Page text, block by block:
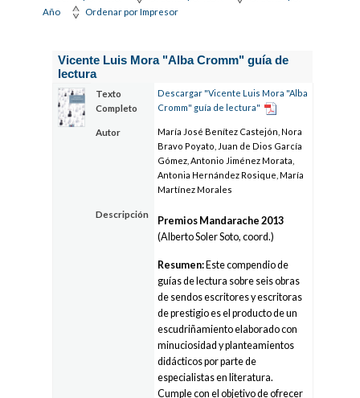
Año
Ordenar por Impresor
Vicente Luis Mora "Alba Cromm" guía de
lectura
Texto
Completo
Descargar "Vicente Luis Mora "Alba
Cromm" guía de lectura"
Autor
María José Benítez Castejón, Nora
Bravo Poyato, Juan de Dios García
Gómez, Antonio Jiménez Morata,
Antonia Hernández Rosique, María
Martínez Morales
Descripción
Premios Mandarache 2013
(Alberto Soler Soto, coord.)
Resumen:Este compendio de
guías de lectura sobre seis obras
de sendos escritores y escritoras
de prestigio es el producto de un
escudriñamiento elaborado con
minuciosidad y planteamientos
didácticos por parte de
especialistas en literatura.
Cumple con el objetivo de ofrecer